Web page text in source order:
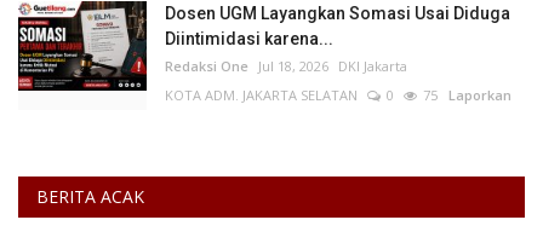
Dosen UGM Layangkan Somasi Usai Diduga
Diintimidasi karena...
Redaksi One Jul 18, 2026 DKI Jakarta
KOTA ADM. JAKARTA SELATAN
0 75 Laporkan
BERITA ACAK